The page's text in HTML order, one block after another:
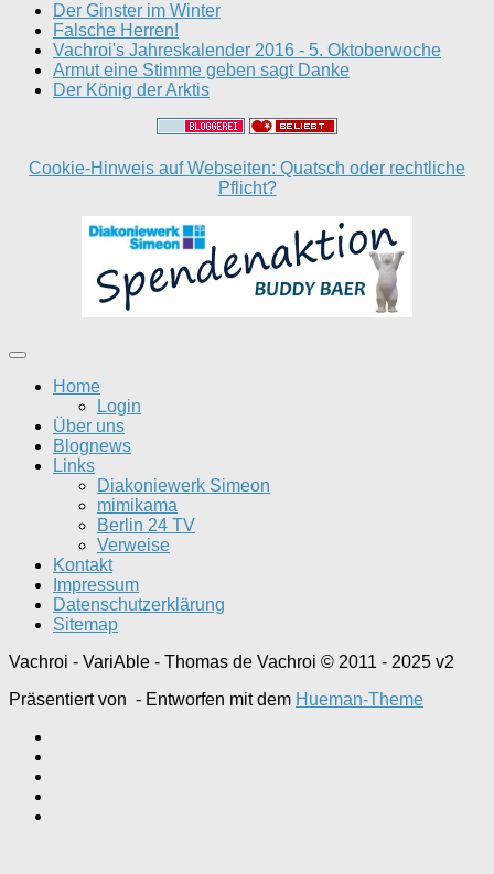
Der Ginster im Winter
Falsche Herren!
Vachroi's Jahreskalender 2016 - 5. Oktoberwoche
Armut eine Stimme geben sagt Danke
Der König der Arktis
Cookie-Hinweis auf Webseiten: Quatsch oder rechtliche
Pflicht?
Home
Login
Über uns
Blognews
Links
Diakoniewerk Simeon
mimikama
Berlin 24 TV
Verweise
Kontakt
Impressum
Datenschutzerklärung
Sitemap
Vachroi - VariAble - Thomas de Vachroi © 2011 - 2025 v2
Präsentiert von - Entworfen mit dem Hueman-Theme